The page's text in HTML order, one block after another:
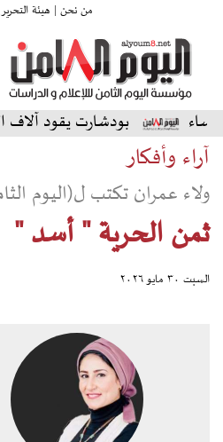
من نحن | هيئة
يقود آلاف الأصوات في أمسية
آراء وأفكار
ولاء عمران تكتب ل(اليوم
ثمن الحرية " أسد "
السبت ٣٠ مايو ٢٠٢٦